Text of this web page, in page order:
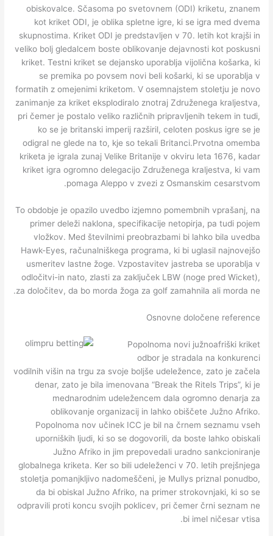
obiskovalce. Sčasoma po svetovnem (ODI) kriketu, znanem
kot kriket ODI, je oblika spletne igre, ki se igra med dvema
skupnostima. Kriket ODI je predstavljen v 70. letih kot krajši in
veliko bolj gledalcem boste oblikovanje dejavnosti kot poskusni
kriket. Testni kriket se dejansko uporablja vijolična košarka, ki
se premika po povsem novi beli košarki, ki se uporablja v
formatih z omejenimi kriketom. V osemnajstem stoletju je novo
zanimanje za kriket eksplodiralo znotraj Združenega kraljestva,
pri čemer je postalo veliko različnih pripravljenih tekem in tudi,
ko se je britanski imperij razširil, celoten poskus igre se je
odigral ne glede na to, kje so tekali Britanci.Prvotna omemba
kriketa je igrala zunaj Velike Britanije v okviru leta 1676, kadar
kriket igra ogromno delegacijo Združenega kraljestva, ki vam
pomaga Aleppo v zvezi z Osmanskim cesarstvom.
To obdobje je opazilo uvedbo izjemno pomembnih vprašanj, na
primer deleži naklona, ​​specifikacije netopirja, pa tudi pojem
vložkov. Med številnimi preobrazbami bi lahko bila uvedba
Hawk-Eyes, računalniškega programa, ki bi uglasil najnovejšo
usmeritev lastne žoge. Vzpostavitev jastreba se uporablja v
odločitvi-in nato, zlasti za zaključek LBW (noge pred Wicket),
za določitev, da bo morda žoga za golf zamahnila ali morda ne.
Osnovne določene reference
Popolnoma novi južnoafriški kriket
odbor je stradala na konkurenci
vodilnih višin na trgu za svoje boljše udeležence, zato je začela
denar, zato je bila imenovana “Break the Ritels Trips”, ki je
mednarodnim udeležencem dala ogromno denarja za
oblikovanje organizacij in lahko obiščete Južno Afriko.
Popolnoma nov učinek ICC je bil na črnem seznamu vseh
uporniških ljudi, ki so se dogovorili, da boste lahko obiskali
Južno Afriko in jim prepovedali uradno sankcioniranje
globalnega kriketa. Ker so bili udeleženci v 70. letih prejšnjega
stoletja pomanjkljivo nadomeščeni, je Mullys priznal ponudbo,
da bi obiskal Južno Afriko, na primer strokovnjaki, ki so se
odpravili proti koncu svojih poklicev, pri čemer črni seznam ne
bi imel ničesar vtisa.